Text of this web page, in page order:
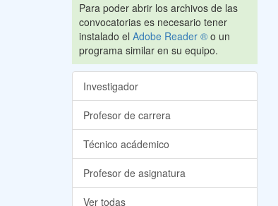
Para poder abrir los archivos de las
convocatorias es necesario tener
instalado el Adobe Reader ® o un
programa similar en su equipo.
Investigador
Profesor de carrera
Técnico acádemico
Profesor de asignatura
Ver todas